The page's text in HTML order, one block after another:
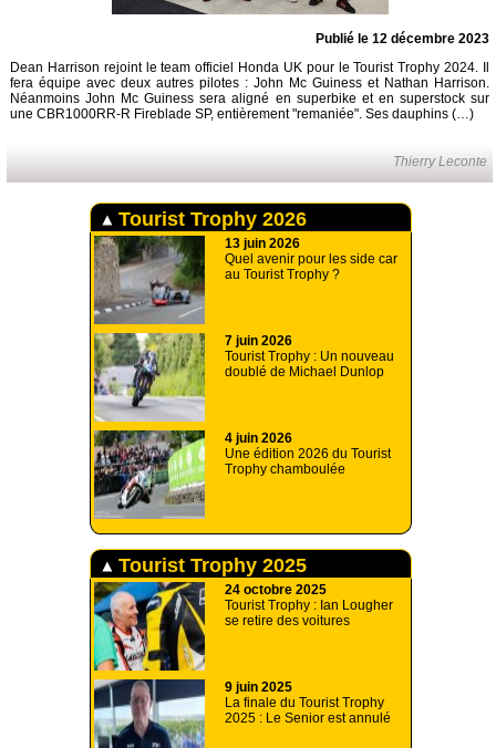
Publié le 12 décembre 2023
Dean Harrison rejoint le team officiel Honda UK pour le Tourist Trophy 2024. Il
fera équipe avec deux autres pilotes : John Mc Guiness et Nathan Harrison.
Néanmoins John Mc Guiness sera aligné en superbike et en superstock sur
une CBR1000RR-R Fireblade SP, entièrement "remaniée". Ses dauphins (…)
Thierry Leconte
Tourist Trophy 2026
13 juin 2026
Quel avenir pour les side car
au Tourist Trophy ?
7 juin 2026
Tourist Trophy : Un nouveau
doublé de Michael Dunlop
4 juin 2026
Une édition 2026 du Tourist
Trophy chamboulée
Tourist Trophy 2025
24 octobre 2025
Tourist Trophy : Ian Lougher
se retire des voitures
9 juin 2025
La finale du Tourist Trophy
2025 : Le Senior est annulé